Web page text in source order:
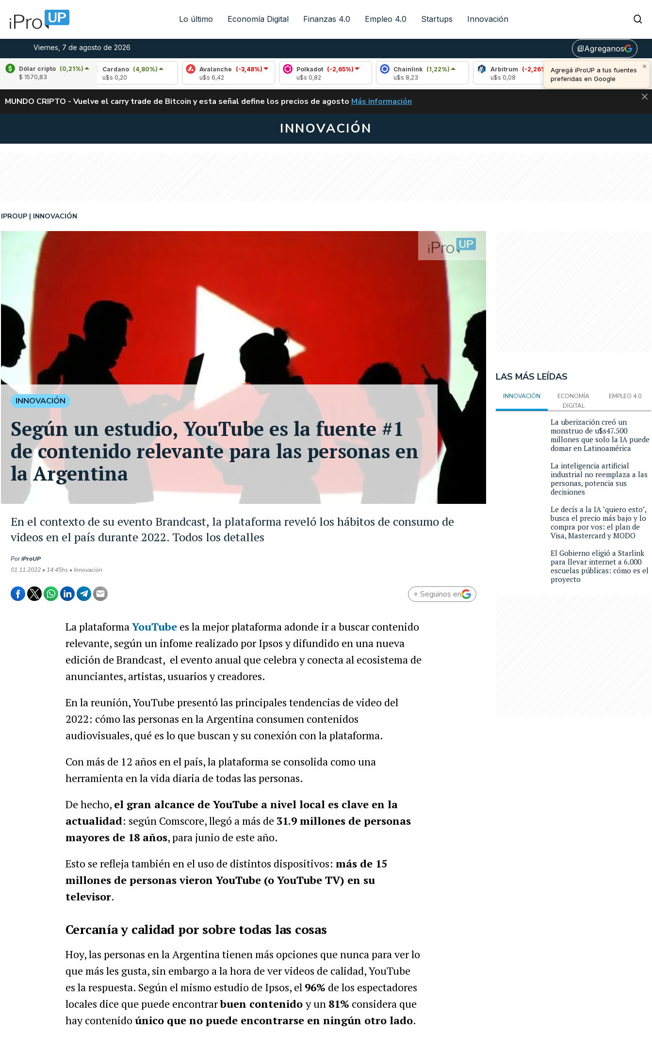
Lo último Economía Digital Finanzas 4.0 Empleo 4.0 Startups Innovación
Viernes, 7 de agosto de 2026 library_addAgreganos
×
Agregá iProUP a tus fuentes
preferidas en Google
Dólar cripto (0,21%)
$ 1570,83
(-1,57%)
Cardano (4,80%)
Avalanche (-3,48%)
Polkadot (-2,65%)
Chainlink (1,22%)
Arbitrum (-2,26%)
Bitcoin (-0,21%)
u$s 64.382,00
ALERTA
MUNDO CRIPTO - Vuelve el carry trade de Bitcoin y esta señal define los precios de agosto VUELVE EL CARRY TRADE DE BITCOIN Y ESTA SEÑAL DEFINE LOS PRECIOS DE
Más información
INNOVACIÓN
En el contexto de su evento Brandcast, la plataforma reveló los hábitos de consumo de
videos en el país durante 2022. Todos los detalles
IPROUP INNOVACIÓN
PoriProUP
01.11.2022 • 14:45hs • Innovación
INNOVACIÓN
Según un estudio, YouTube es la fuente #1
de contenido relevante para las personas en
la Argentina
+ Seguinos en
La plataformaYouTubees la mejor plataforma adonde ir a buscar contenido
relevante, según un infome realizado por Ipsos y difundido enuna nueva
edición de Brandcast, el evento anual que celebra y conecta al ecosistema de
anunciantes, artistas, usuarios y creadores.
En la reunión, YouTube presentó las principales tendencias de video del
2022: cómo las personas en la Argentina consumen contenidos
audiovisuales, qué es lo que buscan y su conexión con la plataforma.
Con más de 12 años en el país, la plataforma se consolida como una
herramienta en la vida diaria de todas las personas.
De hecho, el gran alcance de YouTube a nivel local es clave en la
actualidad: según Comscore, llegó a más de 31.9 millones de personas
mayores de 18 años, para junio de este año.
Esto se refleja también en el uso de distintos dispositivos: más de 15
millones de personas vieron YouTube (o YouTube TV) en su
televisor.
Cercanía y calidad por sobre todas las cosas
Hoy, las personas en la Argentina tienen más opciones que nunca para ver lo
que más les gusta, sin embargo a la hora de ver videos de calidad, YouTube
es la respuesta. Según el mismo estudio de Ipsos, el 96% de los espectadores
locales dice que puede encontrarbuen contenidoy un 81% considera que
hay contenido único que no puede encontrarse en ningún otro lado.
LAS MÁS LEÍDAS
INNOVACIÓN
ECONOMÍA
DIGITAL
EMPLEO 4.0
La uberización creó un
monstruo de u$s47.500
millones que solo la IA puede
domar en Latinoamérica
La inteligencia artificial
industrial no reemplaza a las
personas, potencia sus
decisiones
Le decís a la IA "quiero esto",
busca el precio más bajo y lo
compra por vos: el plan de
Visa, Mastercard y MODO
El Gobierno eligió a Starlink
para llevar internet a 6.000
escuelas públicas: cómo es el
proyecto